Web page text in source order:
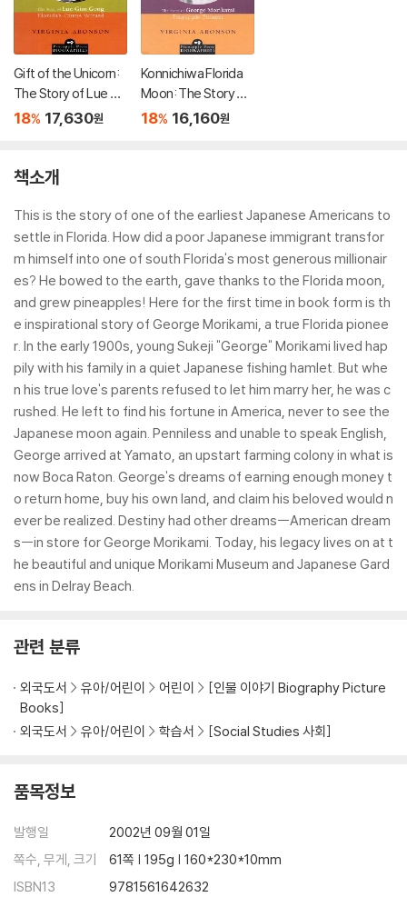
Gift of the Unicorn:
The Story of Lue Gi
m Gong, Florida's Ci
18% 17,630원
Konnichiwa Florida
Moon: The Story of
George Morikami, Pi
18% 16,160원
책소개
This is the story of one of the earliest Japanese Americans to
settle in Florida. How did a poor Japanese immigrant transfor
m himself into one of south Florida's most generous millionair
es? He bowed to the earth, gave thanks to the Florida moon,
and grew pineapples! Here for the first time in book form is th
e inspirational story of George Morikami, a true Florida pionee
r. In the early 1900s, young Sukeji "George" Morikami lived hap
pily with his family in a quiet Japanese fishing hamlet. But whe
n his true love's parents refused to let him marry her, he was c
rushed. He left to find his fortune in America, never to see the
Japanese moon again. Penniless and unable to speak English,
George arrived at Yamato, an upstart farming colony in what is
now Boca Raton. George's dreams of earning enough money t
o return home, buy his own land, and claim his beloved would n
ever be realized. Destiny had other dreams--American dream
s--in store for George Morikami. Today, his legacy lives on at t
he beautiful and unique Morikami Museum and Japanese Gard
ens in Delray Beach.
관련 분류
외국도서 유아/어린이 어린이
[인물 이야기 Biography Picture
Books]
외국도서
유아/어린이 학습서 [Social Studies 사회]
품목정보
발행일
2002년 09월 01일
쪽수, 무게, 크기
61쪽 | 195g | 160*230*10mm
ISBN13
9781561642632